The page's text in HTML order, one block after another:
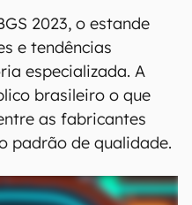
2023, o estande
e tendências
especializada. A
brasileiro o que
as fabricantes
padrão de qualidade.